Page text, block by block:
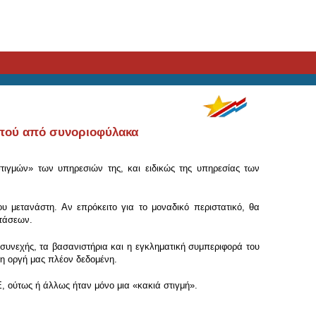
από συνοριοφύλακα
των υπηρεσιών της, και ειδικώς της υπηρεσίας των
Αν επρόκειτο για το μοναδικό περιστατικό, θα
τα βασανιστήρια και η εγκληματική συμπεριφορά του
οργή μας πλέον δεδομένη.
ούτως ή άλλως ήταν μόνο μια «κακιά στιγμή».